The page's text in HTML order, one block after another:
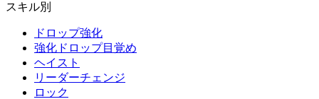
スキル別
ドロップ強化
強化ドロップ目覚め
ヘイスト
リーダーチェンジ
ロック